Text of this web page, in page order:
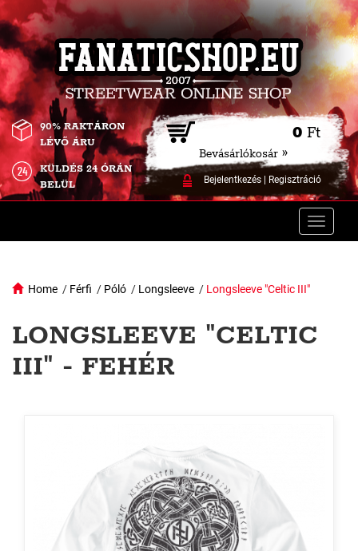
0 Ft
Bevásárlókosár »
Bejelentkezés| Regisztráció
90% RAKTÁRON
LÉVŐ ÁRU
KÜLDÉS 24 ÓRÁN
BELÜL
Toggle
Home / Férfi / Póló / Longsleeve / Longsleeve "Celtic III"
LONGSLEEVE "CELTIC
III" - FEHÉR